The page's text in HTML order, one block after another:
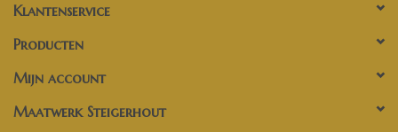
Klantenservice
Producten
Mijn account
Maatwerk Steigerhout